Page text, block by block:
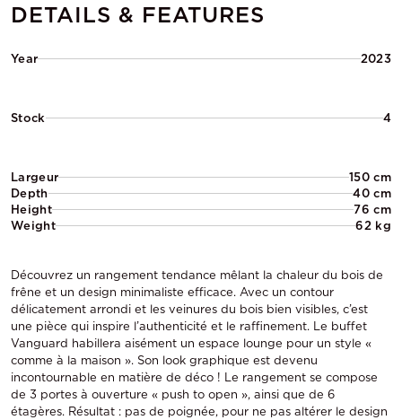
DETAILS & FEATURES
Year 2023
Stock 4
Largeur
150 cm
Depth
40 cm
Height
76 cm
Weight
62 kg
Découvrez un rangement tendance mêlant la chaleur du bois de
frêne et un design minimaliste efficace. Avec un contour
délicatement arrondi et les veinures du bois bien visibles, c’est
une pièce qui inspire l’authenticité et le raffinement. Le buffet
Vanguard habillera aisément un espace lounge pour un style «
comme à la maison ». Son look graphique est devenu
incontournable en matière de déco ! Le rangement se compose
de 3 portes à ouverture « push to open », ainsi que de 6
étagères. Résultat : pas de poignée, pour ne pas altérer le design